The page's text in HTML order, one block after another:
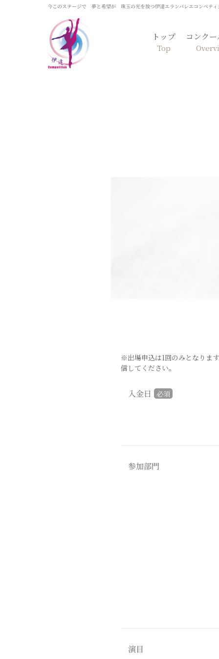
今このステージで 夢と希望が 珠玉の光を放つ伊達エランバレエコンペティ
トップ
Top
コンク
※出場申込は1回のみとなりま
信してください。
入金日 必須
参加部門
演目